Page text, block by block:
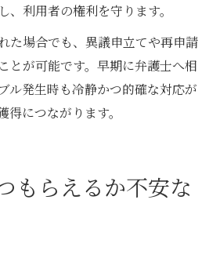
、利用者の権利を守ります。
た場合でも、異議申立てや再申請
とが可能です。早期に弁護士へ相
ル発生時も冷静かつ的確な対応が
につながります。
もらえるか不安な